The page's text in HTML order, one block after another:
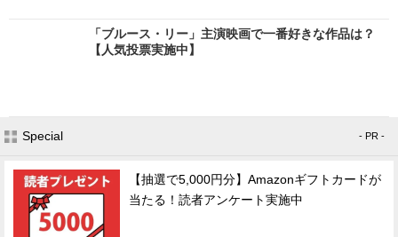
「ブルース・リー」主演映画で一番好きな作品は？
【人気投票実施中】
Special - PR -
【抽選で5,000円分】Amazonギフトカードが
当たる！読者アンケート実施中